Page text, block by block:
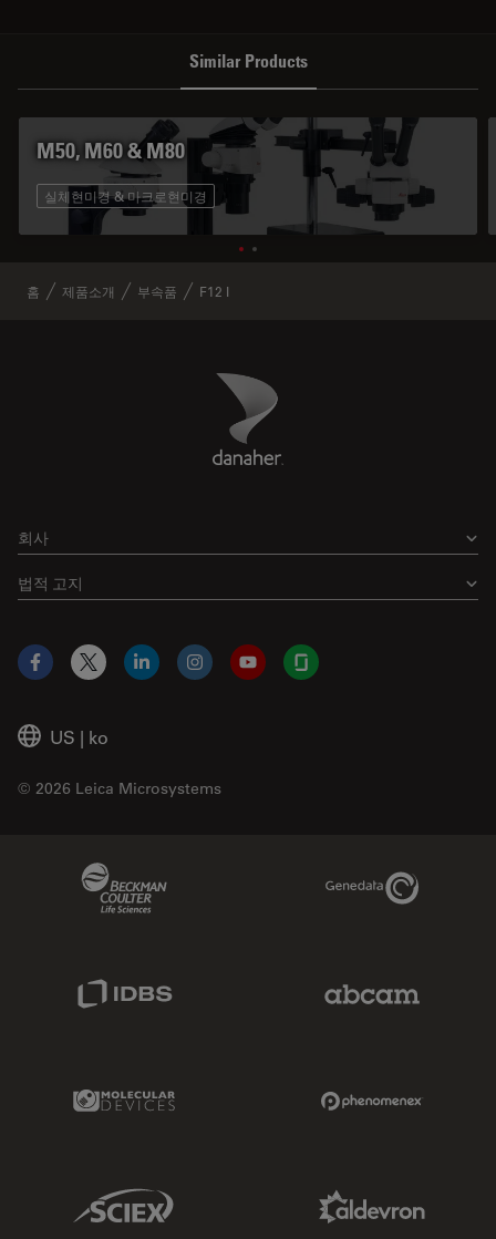
Similar Products
M50, M60 & M80
실체현미경 & 마크로현미경
홈 제품소개 부속품 F12 I
Danaher Logo
회사
법적 고지
US | ko
© 2026 Leica Microsystems
Facebook
X LinkedInInstagramYouTubeGlassdoor
Genedata Link
Molecular Devices Link
Sciex Link